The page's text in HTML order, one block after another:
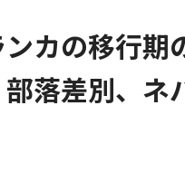
ンカの移行
落差別、ネ